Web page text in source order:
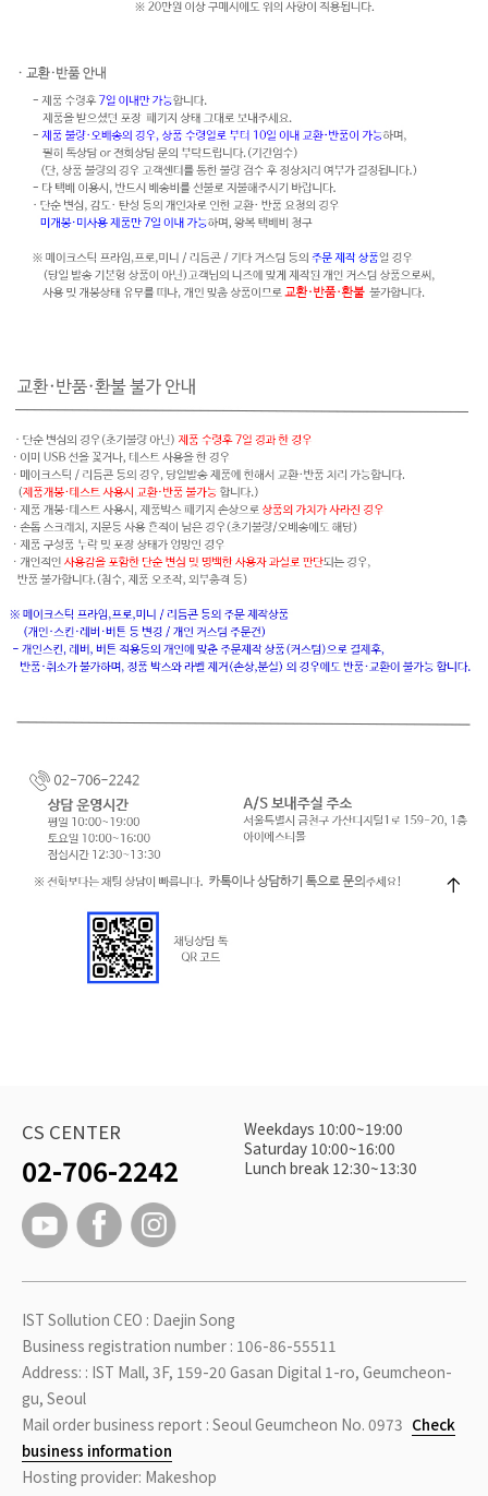
CS CENTER
02-706-2242
Weekdays 10:00~19:00
Saturday 10:00~16:00
Lunch break 12:30~13:30
IST Sollution CEO : Daejin Song
Business registration number : 106-86-55511
Address: : IST Mall, 3F, 159-20 Gasan Digital 1-ro, Geumcheon-
gu, Seoul
Mail order business report : Seoul Geumcheon No. 0973 Check
business information
Hosting provider: Makeshop